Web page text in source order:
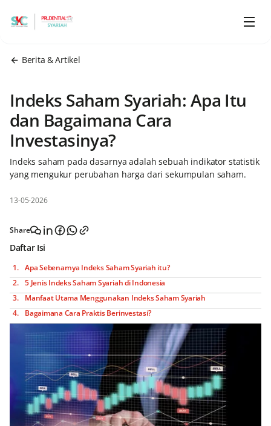
Berita & Artikel
Indeks Saham Syariah: Apa Itu
dan Bagaimana Cara
Investasinya?
Indeks saham pada dasarnya adalah sebuah indikator statistik
yang mengukur perubahan harga dari sekumpulan saham.
13-05-2026
Share
Daftar Isi
Apa Sebenarnya Indeks Saham Syariah itu?
5 Jenis Indeks Saham Syariah di Indonesia
Manfaat Utama Menggunakan Indeks Saham Syariah
Bagaimana Cara Praktis Berinvestasi?